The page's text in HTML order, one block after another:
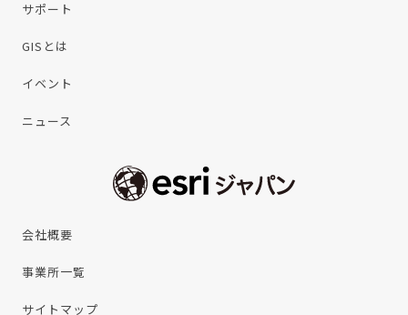
サポート
GISとは
イベント
ニュース
会社概要
事業所一覧
サイトマップ